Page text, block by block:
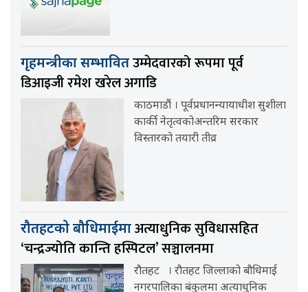
गृहमन्त्रीका सम्भावितउम्मेदवारको रूपमा पूर्व
डिआइजी रमेश खरेल अगाडि
काठमाडौं । पूर्वप्रधानन्यायाधीश सुशीला
कार्की नेतृत्वकोअन्तरिम सरकार
विस्तारको तयारी तीव्र
रौतहटको बौधिमाईमाअत्याधुनिक सुविधासहित
‘चन्द्रज्योति कान्ति हस्पिटल’ सञ्चालनमा
रौतहट । रौतहट जिल्लाको बौधिमाई
नगरपालिका बंकुलमा अत्याधुनिक